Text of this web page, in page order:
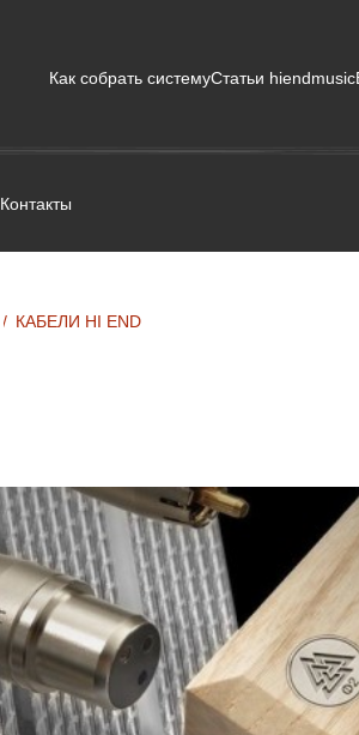
Как собрать системуСтатьи hiendmusic
Контакты
КАБЕЛИ HI END